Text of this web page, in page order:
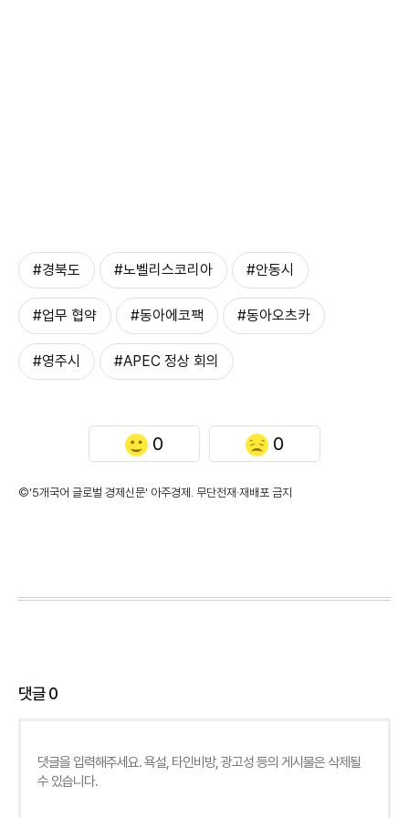
#경북도 #노벨리스코리아 #안동시
#업무 협약 #동아에코팩 #동아오츠카
#영주시 #APEC 정상 회의
0 0
©'5개국어 글로벌 경제신문' 아주경제. 무단전재·재배포 금지
댓글0